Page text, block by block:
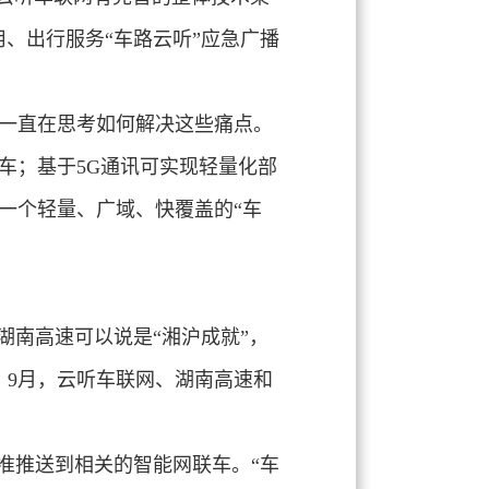
出行服务“车路云听”应急广播
在思考如何解决这些痛点。
；基于5G通讯可实现轻量化部
个轻量、广域、快覆盖的“车
高速可以说是“湘沪成就”，
月，云听车联网、湖南高速和
推送到相关的智能网联车。“车